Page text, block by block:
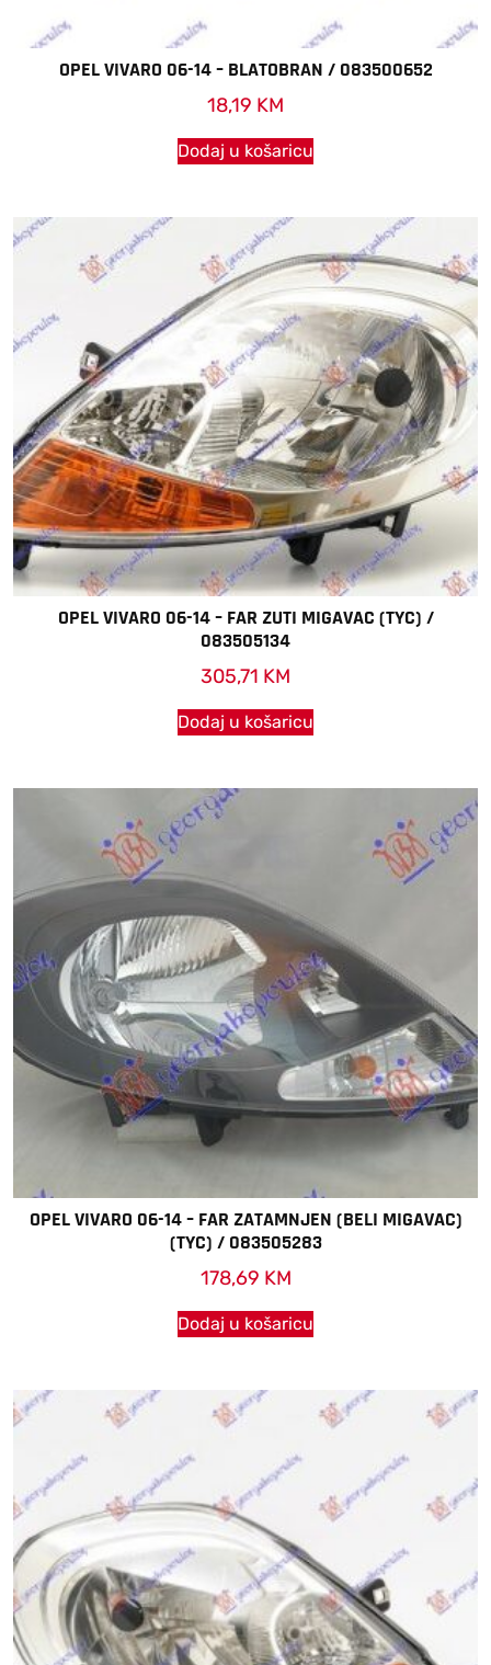
OPEL VIVARO 06-14 – BLATOBRAN / 083500652
18,19 KM
Dodaj u košaricu
OPEL VIVARO 06-14 – FAR ZUTI MIGAVAC (TYC) /
083505134
305,71 KM
Dodaj u košaricu
OPEL VIVARO 06-14 – FAR ZATAMNJEN (BELI MIGAVAC)
(TYC) / 083505283
178,69 KM
Dodaj u košaricu